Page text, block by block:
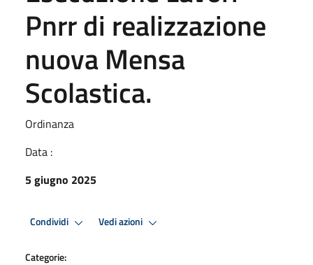
Pnrr di realizzazione
nuova Mensa
Scolastica.
Ordinanza
Data :
5 giugno 2025
Condividi Vedi azioni
Categorie: